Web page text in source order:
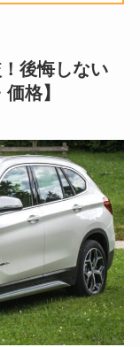
後悔しない
格】